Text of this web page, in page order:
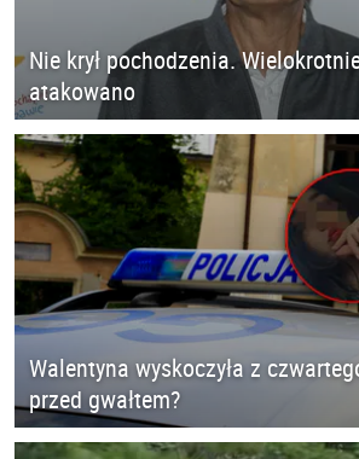
Nie krył pochodzenia.
atakowano
Walentyna wyskoczyła z
przed gwałtem?